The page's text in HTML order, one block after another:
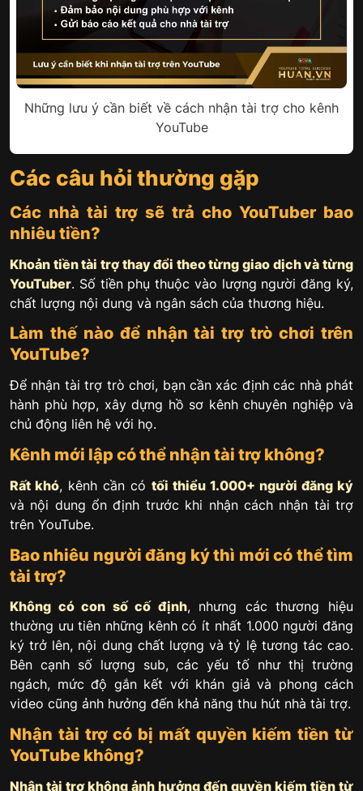
Những lưu ý cần biết về cách nhận tài trợ cho kênh
YouTube
Các câu hỏi thường gặp
Các nhà tài trợ sẽ trả cho YouTuber bao
nhiêu tiền?
Khoản tiền tài trợ thay đổi theo từng giao dịch và từng
YouTuber. Số tiền phụ thuộc vào lượng người đăng ký,
chất lượng nội dung và ngân sách của thương hiệu.
Làm thế nào để nhận tài trợ trò chơi trên
YouTube?
Để nhận tài trợ trò chơi, bạn cần xác định các nhà phát
hành phù hợp, xây dựng hồ sơ kênh chuyên nghiệp và
chủ động liên hệ với họ.
Kênh mới lập có thể nhận tài trợ không?
Rất khó, kênh cần có tối thiểu 1.000+ người đăng ký
và nội dung ổn định trước khi nhận cách nhận tài trợ
trên YouTube.
Bao nhiêu người đăng ký thì mới có thể tìm
tài trợ?
Không có con số cố định, nhưng các thương hiệu
thường ưu tiên những kênh có ít nhất 1.000 người đăng
ký trở lên, nội dung chất lượng và tỷ lệ tương tác cao.
Bên cạnh số lượng sub, các yếu tố như thị trường
ngách, mức độ gắn kết với khán giả và phong cách
video cũng ảnh hưởng đến khả năng thu hút nhà tài trợ.
Nhận tài trợ có bị mất quyền kiếm tiền từ
YouTube không?
Nhận tài trợ không ảnh hưởng đến quyền kiếm tiền từ